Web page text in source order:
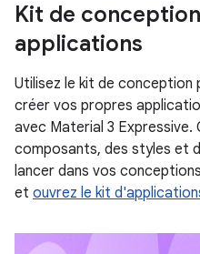
Kit de
applications
Utilisez le kit de conception
créer vos propres
avec Material 3 Expressive.
composants, des styles et
lancer dans vos
et ouvrez le kit